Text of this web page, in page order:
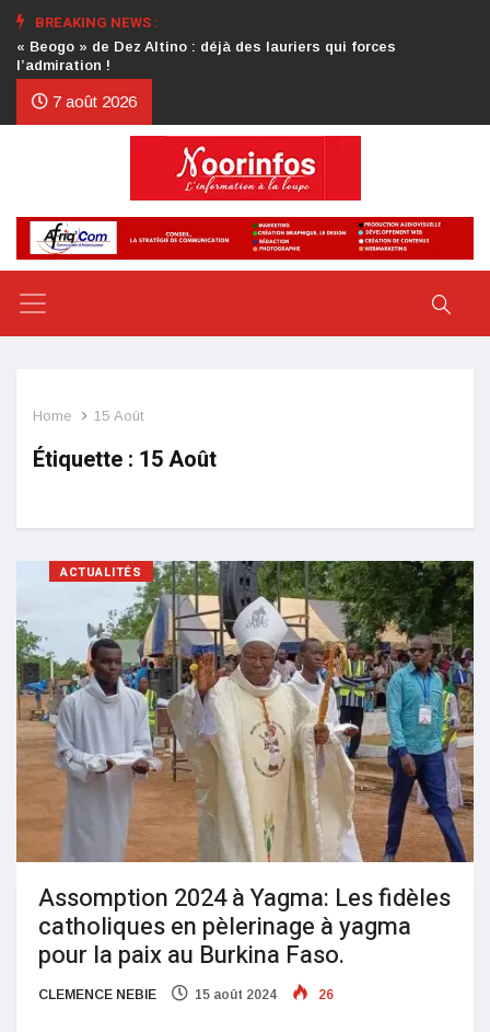
BREAKING NEWS :
Crise au CDP : l’authentification de la lettre du président
d’honneur toujours attendue
7 août 2026
Home 15 Août
Étiquette : 15 Août
ACTUALITÉS
Assomption 2024 à Yagma: Les fidèles
catholiques en pèlerinage à yagma
pour la paix au Burkina Faso.
CLEMENCE NEBIE 15 août 2024 26